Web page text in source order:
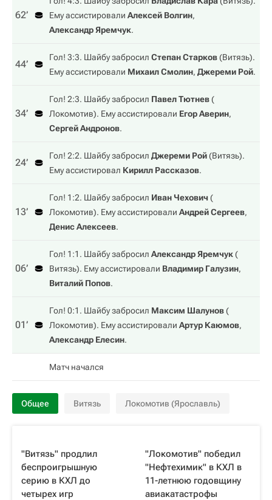
62‎’‎
Ему ассистировали Алексей Волгин,
Александр Яремчук.
44‎’‎
Гол! 3:3. Шайбу забросил Степан Старков(Витязь).
Ему ассистировали Михаил Смолин, Джереми Рой.
34‎’‎
Гол! 2:3. Шайбу забросил Павел Тютнев(
Локомотив). Ему ассистировали Егор Аверин,
Сергей Андронов.
24‎’‎
Гол! 2:2. Шайбу забросил Джереми Рой(Витязь).
Ему ассистировал Кирилл Рассказов.
13‎’‎
Гол! 1:2. Шайбу забросил Иван Чехович(
Локомотив). Ему ассистировали Андрей Сергеев,
Денис Алексеев.
06‎’‎
Гол! 1:1. Шайбу забросил Александр Яремчук(
Витязь). Ему ассистировали Владимир Галузин,
Виталий Попов.
01‎’‎
Гол! 0:1. Шайбу забросил Максим Шалунов(
Локомотив). Ему ассистировали Артур Каюмов,
Александр Елесин.
Матч начался
Общее Витязь Локомотив (Ярославль)
"Витязь" продлил
беспроигрышную
серию в КХЛ до
четырех игр
"Локомотив" победил
"Нефтехимик" в КХЛ в
11-летнюю годовщину
авиакатастрофы